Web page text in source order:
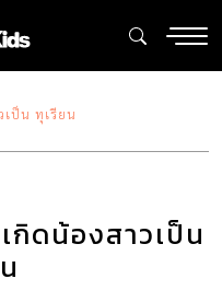
ป็น ทุเรียน
ดน้องสาวเป็น